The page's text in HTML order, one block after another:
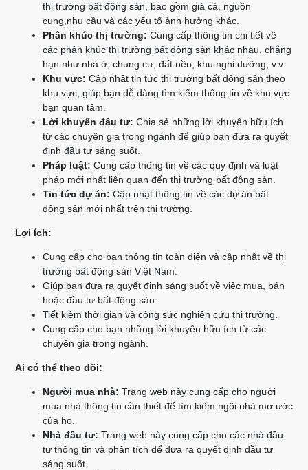
thị trường bất động sản, bao gồm giá cả, nguồn
cung,nhu cầu và các yếu tố ảnh hưởng khác.
Phân khúc thị trường: Cung cấp thông tin chi tiết về
các phân khúc thị trường bất động sản khác nhau, chẳng
hạn như nhà ở, chung cư, đất nền, khu nghỉ dưỡng, v.v.
Khu vực: Cập nhật tin tức thị trường bất động sản theo
khu vực, giúp bạn dễ dàng tìm kiếm thông tin về khu vực
bạn quan tâm.
Lời khuyên đầu tư: Chia sẻ những lời khuyên hữu ích
từ các chuyên gia trong ngành để giúp bạn đưa ra quyết
định đầu tư sáng suốt.
Pháp luật: Cung cấp thông tin về các quy định và luật
pháp mới nhất liên quan đến thị trường bất động sản.
Tin tức dự án: Cập nhật thông tin về các dự án bất
động sản mới nhất trên thị trường.
Lợi ích:
Cung cấp cho bạn thông tin toàn diện và cập nhật về thị
trường bất động sản Việt Nam.
Giúp bạn đưa ra quyết định sáng suốt về việc mua, bán
hoặc đầu tư bất động sản.
Tiết kiệm thời gian và công sức nghiên cứu thị trường.
Cung cấp cho bạn những lời khuyên hữu ích từ các
chuyên gia trong ngành.
Ai có thể theo dõi:
Người mua nhà: Trang web này cung cấp cho người
mua nhà thông tin cần thiết để tìm kiếm ngôi nhà mơ ước
của họ.
Nhà đầu tư: Trang web này cung cấp cho các nhà đầu
tư thông tin và phân tích để đưa ra quyết định đầu tư
sáng suốt.